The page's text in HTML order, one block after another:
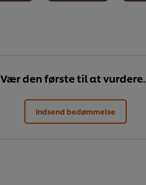
Vær den første til at vurdere.
Indsend bedømmelse